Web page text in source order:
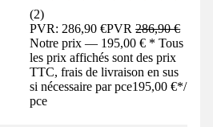
(2)
PVR: 286,90 €PVR286,90 €
Notre prix — 195,00 € * Tous
les prix affichés sont des prix
TTC, frais de livraison en sus
si nécessaire par pce195,00 €*/
pce